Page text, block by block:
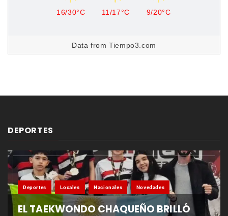
16/30°C 11/17°C 9/20°C
Data fromTiempo3.com
DEPORTES
Deportes Locales Nacionales Novedades
EL TAEKWONDO CHAQUEÑO BRILLÓ